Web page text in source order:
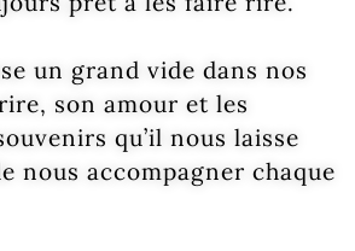
un grand vide dans nos
son amour et les
qu’il nous laisse
nous accompagner chaque